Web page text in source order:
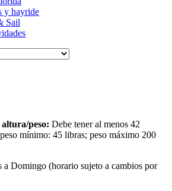
y hayride
Sail
peso: Debe tener al menos 42
mínimo: 45 libras; peso máximo 200
a Domingo (horario sujeto a cambios por